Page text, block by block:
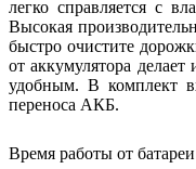
легко справляется с
Высокая
быстро очистите
от аккумулятора
удобным. В комплект
переноса АКБ.
Время работы от